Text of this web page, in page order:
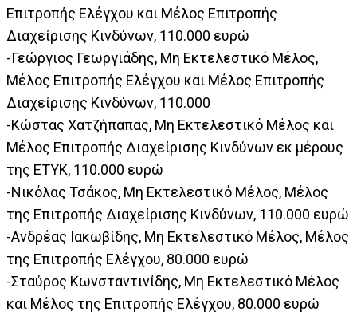
Επιτροπής Ελέγχου και Μέλος Επιτροπής
Διαχείρισης Κινδύνων, 110.000 ευρώ
-Γεώργιος Γεωργιάδης, Μη Εκτελεστικό Μέλος,
Μέλος Επιτροπής Ελέγχου και Μέλος Επιτροπής
Διαχείρισης Κινδύνων, 110.000
-Κώστας Χατζήπαπας, Μη Εκτελεστικό Μέλος και
Μέλος Επιτροπής Διαχείρισης Κινδύνων εκ μέρους
της ΕΤΥΚ, 110.000 ευρώ
-Νικόλας Τσάκος, Μη Εκτελεστικό Μέλος, Μέλος
της Επιτροπής Διαχείρισης Κινδύνων, 110.000 ευρώ
-Ανδρέας Ιακωβίδης, Μη Εκτελεστικό Μέλος, Μέλος
της Επιτροπής Ελέγχου, 80.000 ευρώ
-Σταύρος Κωνσταντινίδης, Μη Εκτελεστικό Μέλος
και Μέλος της Επιτροπής Ελέγχου, 80.000 ευρώ